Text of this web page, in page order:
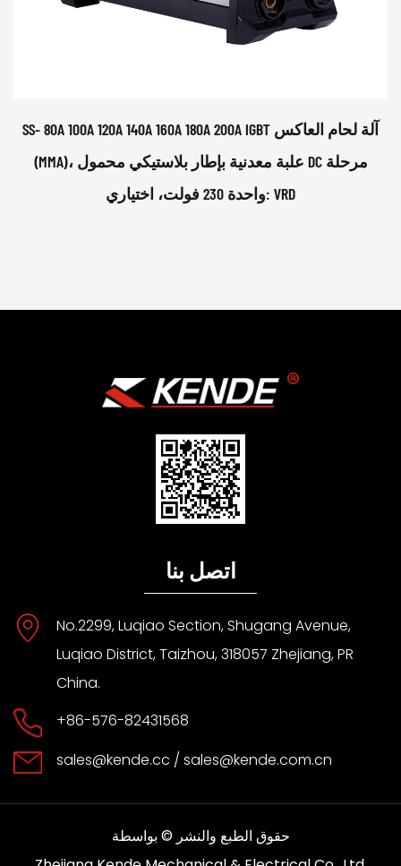
SS- 80A 100A 120A 140A 160A 180A 200A IGBT آلة لحام العاكس
(MMA)، علبة معدنية بإطار بلاستيكي محمول DC مرحلة
واحدة 230 فولت، اختياري: VRD
اتصل بنا
No.2299, Luqiao Section, Shugang Avenue,
Luqiao District, Taizhou, 318057 Zhejiang, PR
China.
+86-576-82431568
sales@kende.cc / sales@kende.com.cn
حقوق الطبع والنشر © بواسطة